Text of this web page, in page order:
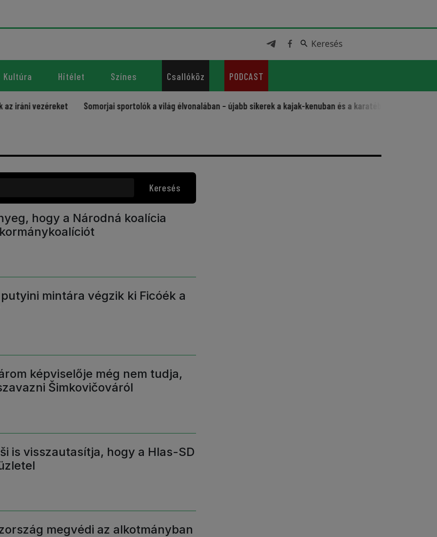
Keresés
Kultúra Hitélet Színes Csallóköz PODCAST
vezéreket Somorjai sportolók a világ élvonalában – újabb sikerek a kajak-kenuban és a karatéban
Keresés
hogy a Národná koalícia
mintára végzik ki Ficóék a
képviselője még nem tudja,
Šimkovičováról
is visszautasítja, hogy a Hlas-SD
megvédi az alkotmányban